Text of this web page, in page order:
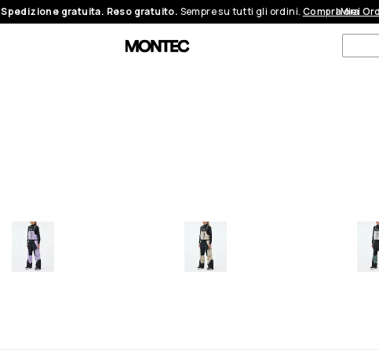
Spedizione gratuita. Reso gratuito. Sempre su tutti gli ordini. Compra ora
I Miei